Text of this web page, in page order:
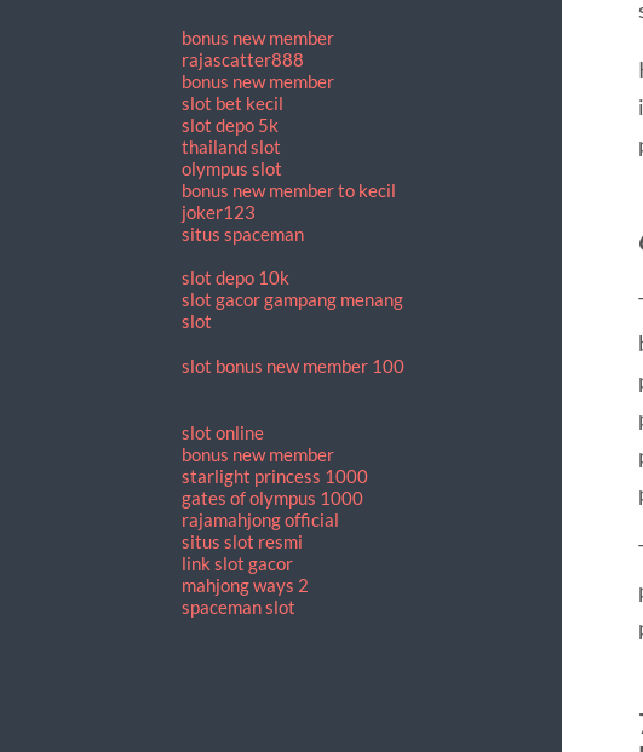
bonus new member
rajascatter888
bonus new member
slot bet kecil
slot depo 5k
thailand slot
olympus slot
bonus new member to kecil
joker123
situs spaceman
slot depo 10k
slot gacor gampang menang
slot
slot bonus new member 100
slot online
bonus new member
starlight princess 1000
gates of olympus 1000
rajamahjong official
situs slot resmi
link slot gacor
mahjong ways 2
spaceman slot